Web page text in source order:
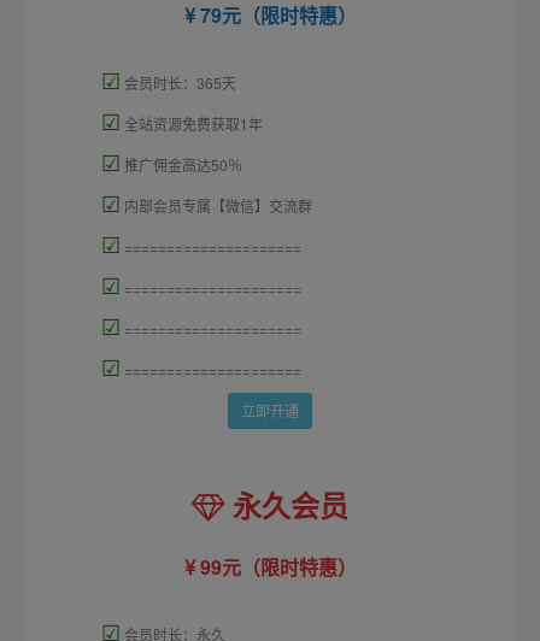
79元（限时特惠）
☑ 会员时长：365天
☑ 全站资源免费获取1年
☑ 推广佣金高达50％
☑ 内部会员专属【微信】交流群
☑ =====================
☑ =====================
☑ =====================
☑ =====================
立即开通
永久会员
99元（限时特惠）
☑ 会员时长：永久